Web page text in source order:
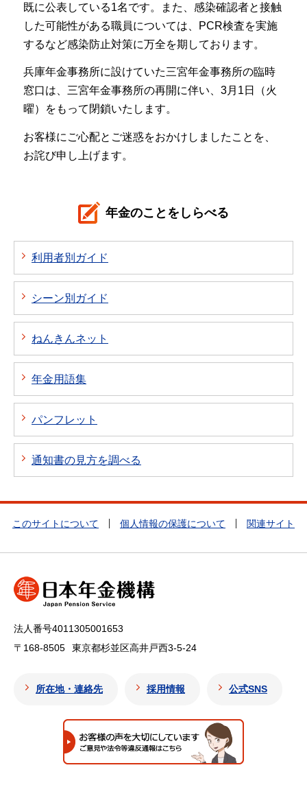
既に公表している1名です。また、感染確認者と接触
した可能性がある職員については、PCR検査を実施
するなど感染防止対策に万全を期しております。
兵庫年金事務所に設けていた三宮年金事務所の臨時
窓口は、三宮年金事務所の再開に伴い、3月1日（火
曜）をもって閉鎖いたします。
お客様にご心配とご迷惑をおかけしましたことを、
お詫び申し上げます。
年金のことをしらべる
利用者別ガイド
シーン別ガイド
ねんきんネット
年金用語集
パンフレット
通知書の見方を調べる
このサイトについて 個人情報の保護について 関連サイト
法人番号4011305001653
〒168-8505
東京都杉並区高井戸西3-5-24
所在地・連絡先 採用情報 公式SNS